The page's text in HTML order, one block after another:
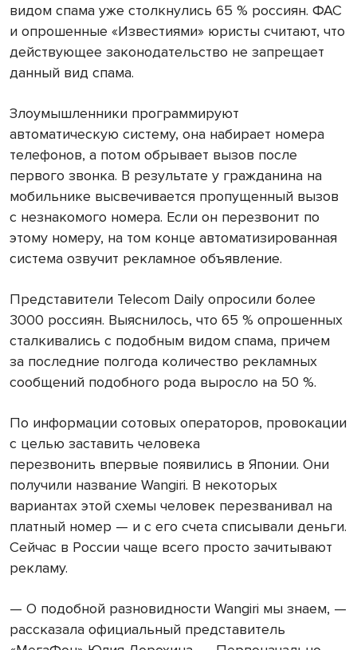
видом спама уже столкнулись 65 % россиян. ФАС
и опрошенные «Известиями» юристы считают, что
действующее законодательство не запрещает
данный вид спама.
Злоумышленники программируют
автоматическую систему, она набирает номера
телефонов, а потом обрывает вызов после
первого звонка. В результате у гражданина на
мобильнике высвечивается пропущенный вызов
с незнакомого номера. Если он перезвонит по
этому номеру, на том конце автоматизированная
система озвучит рекламное объявление.
Представители Telecom Daily опросили более
3000 россиян. Выяснилось, что 65 % опрошенных
сталкивались с подобным видом спама, причем
за последние полгода количество рекламных
сообщений подобного рода выросло на 50 %.
По информации сотовых операторов, провокации
с целью заставить человека
перезвонить впервые появились в Японии. Они
получили название Wangiri. В некоторых
вариантах этой схемы человек перезванивал на
платный номер — и с его счета списывали деньги.
Сейчас в России чаще всего просто зачитывают
рекламу.
— О подобной разновидности Wangiri мы знаем, —
рассказала официальный представитель